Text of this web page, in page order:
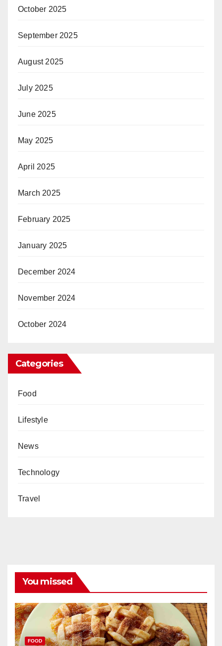
October 2025
September 2025
August 2025
July 2025
June 2025
May 2025
April 2025
March 2025
February 2025
January 2025
December 2024
November 2024
October 2024
Categories
Food
Lifestyle
News
Technology
Travel
You missed
FOOD